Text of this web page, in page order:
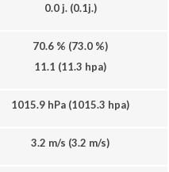
0.0 j. (0.1j.)
70.6 % (73.0 %)
11.1 (11.3 hpa)
1015.9 hPa (1015.3 hpa)
3.2 m/s (3.2 m/s)